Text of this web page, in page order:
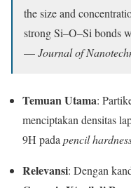
the size and
strong Si–O–Si bonds
—Journal of
Temuan Utama:
menciptakan densitas
9H padapencil
Relevansi: Dengan